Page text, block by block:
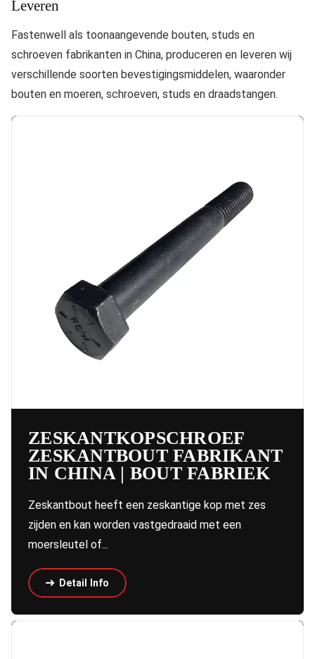
Leveren
Fastenwell als toonaangevende bouten, studs en
schroeven fabrikanten in China, produceren en leveren wij
verschillende soorten bevestigingsmiddelen, waaronder
bouten en moeren, schroeven, studs en draadstangen.
ZESKANTKOPSCHROEF
ZESKANTBOUT FABRIKANT
IN CHINA | BOUT FABRIEK
Zeskantbout heeft een zeskantige kop met zes
zijden en kan worden vastgedraaid met een
moersleutel of...
Detail Info